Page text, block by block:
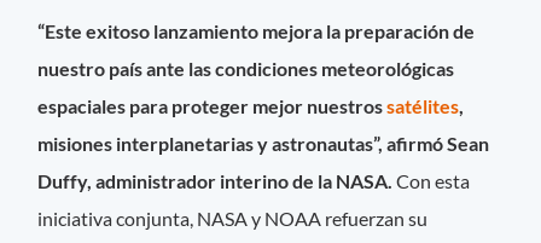
“Este exitoso lanzamiento mejora la preparación de
nuestro país ante las condiciones meteorológicas
espaciales para proteger mejor nuestrossatélites,
misiones interplanetarias y astronautas”, afirmó Sean
Duffy, administrador interino de la NASA. Con esta
iniciativa conjunta, NASA y NOAA refuerzan su